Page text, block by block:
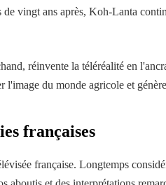
vingt ans après, Koh-Lanta
réinvente la téléréalité en
du monde agricole et
françaises
française. Longtemps